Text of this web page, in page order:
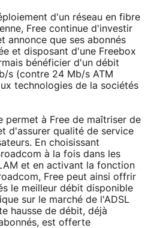
d'un réseau en fibre
Free continue d'investir
annonce que ses abonnés
et disposant d'une Freebox
bénéficier d'un débit
s (contre 24 Mb/s ATM
technologies de la sociétés
permet à Free de maîtriser de
d'assurer qualité de service
En choisissant
à la fois dans les
et en activant la fonction
Free peut ainsi offrir
le meilleur débit disponible
sur le marché de l'ADSL
hausse de débit, déjà
est offerte